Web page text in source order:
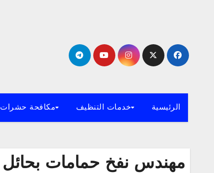
الرئيسية خدمات التنظيف مكافحة حشرات
مهندس نفخ حمامات بحائل